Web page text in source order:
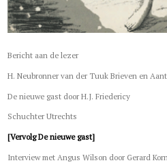
Bericht aan de lezer
H. Neubronner van der Tuuk Brieven en
De nieuwe gast door H.J. Friedericy
Schuchter Utrechts
[Vervolg De nieuwe gast]
Interview met Angus Wilson door Gerard